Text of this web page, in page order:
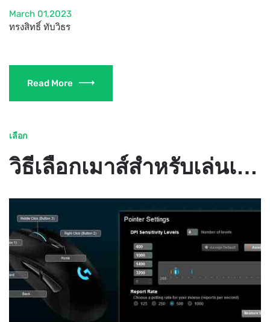
March 01,2023
ทรงสิทธิ์ ทับวิธร
Read More
เลือก
วิธีเลือกเมาส์สำหรับเล่นเกมที่เหมาะสม - THEFASTCODE